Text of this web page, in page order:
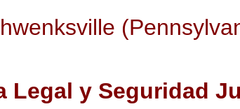
Legal y Seguridad